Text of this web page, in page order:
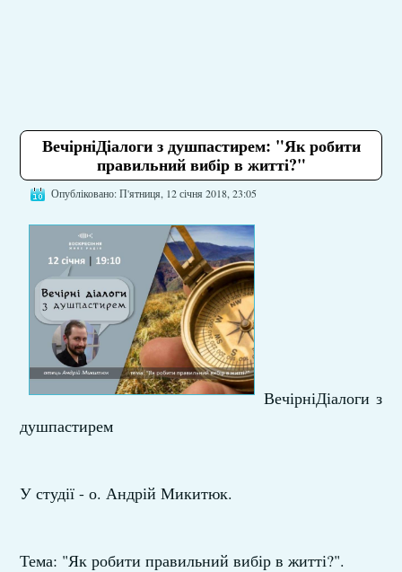
ВечірніДіалоги з душпастирем: "Як робити
правильний вибір в житті?"
Опубліковано: П'ятниця, 12 січня 2018, 23:05
ВечірніДіалоги з
душпастирем
У студії - о. Андрій Микитюк.
Тема: "Як робити правильний вибір в житті?".